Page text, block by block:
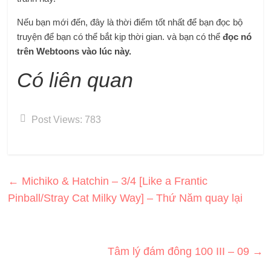
Nếu bạn mới đến, đây là thời điểm tốt nhất để bạn đọc bộ
truyện để bạn có thể bắt kịp thời gian. và bạn có thểđọc nó
trên Webtoons vào lúc này.
Có liên quan
Post Views: 783
← Michiko & Hatchin – 3/4 [Like a Frantic
Pinball/Stray Cat Milky Way] – Thứ Năm quay lại
Tâm lý đám đông 100 III – 09 →